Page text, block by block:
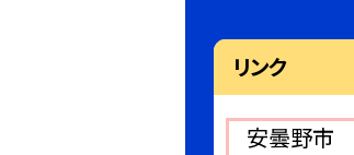
リンク
安曇野市